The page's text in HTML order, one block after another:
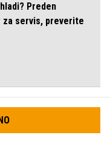
Preden
za servis, preverite